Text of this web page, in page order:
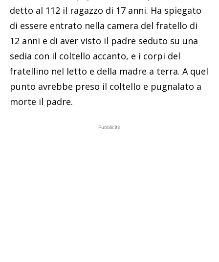
detto al 112 il ragazzo di 17 anni. Ha spiegato
di essere entrato nella camera del fratello di
12 anni e di aver visto il padre seduto su una
sedia con il coltello accanto, e i corpi del
fratellino nel letto e della madre a terra. A quel
punto avrebbe preso il coltello e pugnalato a
morte il padre.
Pubblicità